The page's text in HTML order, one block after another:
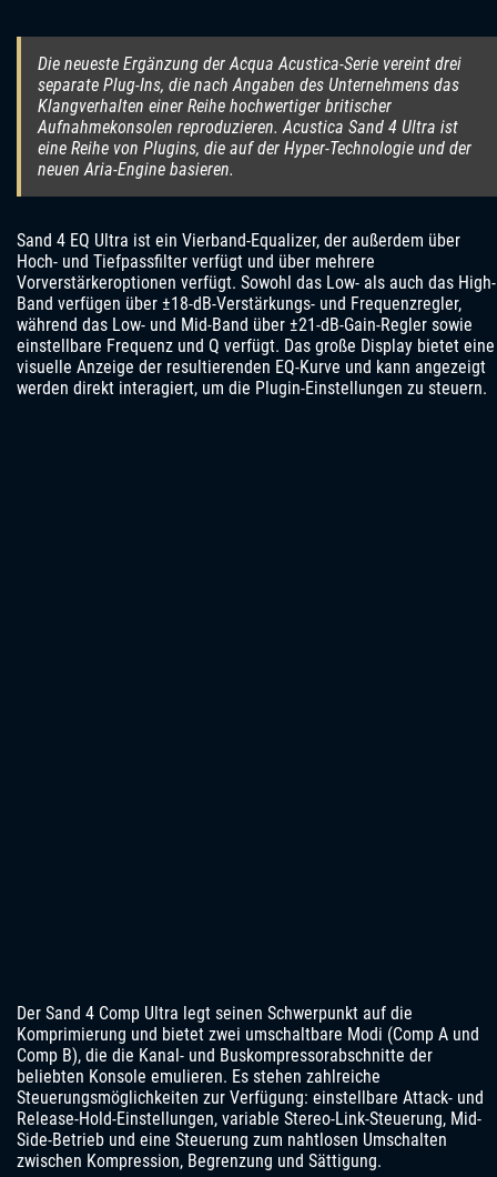
Die neueste Ergänzung der Acqua Acustica-Serie vereint drei
separate Plug-Ins, die nach Angaben des Unternehmens das
Klangverhalten einer Reihe hochwertiger britischer
Aufnahmekonsolen reproduzieren. Acustica Sand 4 Ultra ist
eine Reihe von Plugins, die auf der Hyper-Technologie und der
neuen Aria-Engine basieren.
Sand 4 EQ Ultra ist ein Vierband-Equalizer, der außerdem über
Hoch- und Tiefpassfilter verfügt und über mehrere
Vorverstärkeroptionen verfügt. Sowohl das Low- als auch das High-
Band verfügen über ±18-dB-Verstärkungs- und Frequenzregler,
während das Low- und Mid-Band über ±21-dB-Gain-Regler sowie
einstellbare Frequenz und Q verfügt. Das große Display bietet eine
visuelle Anzeige der resultierenden EQ-Kurve und kann angezeigt
werden direkt interagiert, um die Plugin-Einstellungen zu steuern.
Der Sand 4 Comp Ultra legt seinen Schwerpunkt auf die
Komprimierung und bietet zwei umschaltbare Modi (Comp A und
Comp B), die die Kanal- und Buskompressorabschnitte der
beliebten Konsole emulieren. Es stehen zahlreiche
Steuerungsmöglichkeiten zur Verfügung: einstellbare Attack- und
Release-Hold-Einstellungen, variable Stereo-Link-Steuerung, Mid-
Side-Betrieb und eine Steuerung zum nahtlosen Umschalten
zwischen Kompression, Begrenzung und Sättigung.